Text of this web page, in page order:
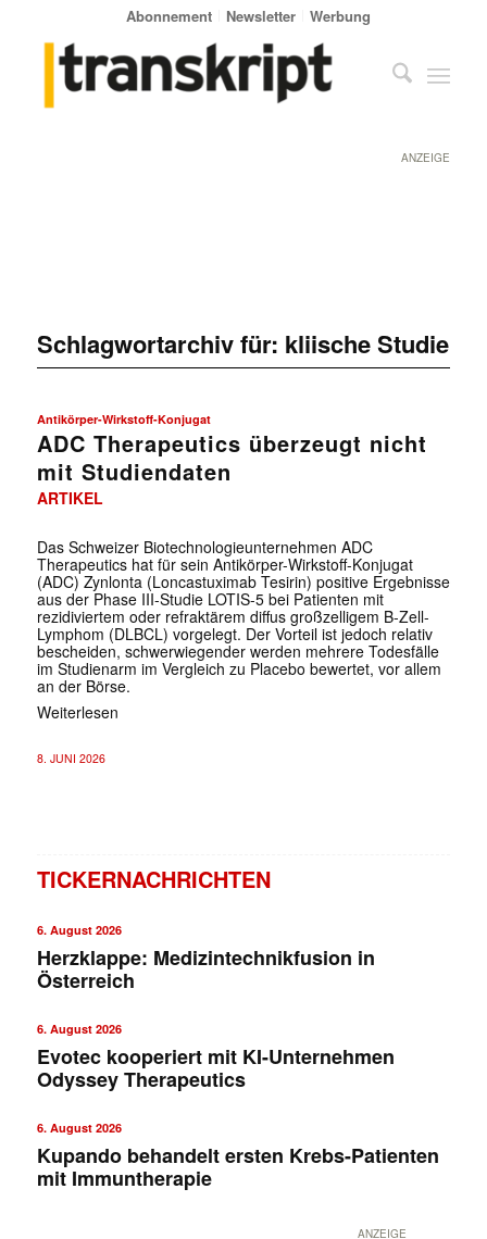
Abonnement Newsletter Werbung
ANZEIGE
Schlagwortarchiv für: kliische Studie
Antikörper-Wirkstoff-Konjugat
ADC Therapeutics überzeugt nicht
mit Studiendaten
ARTIKEL
Das Schweizer Biotechnologieunternehmen ADC
Therapeutics hat für sein Antikörper-Wirkstoff-Konjugat
(ADC) Zynlonta (Loncastuximab Tesirin) positive Ergebnisse
aus der Phase III-Studie LOTIS-5 bei Patienten mit
rezidiviertem oder refraktärem diffus großzelligem B-Zell-
Lymphom (DLBCL) vorgelegt. Der Vorteil ist jedoch relativ
bescheiden, schwerwiegender werden mehrere Todesfälle
im Studienarm im Vergleich zu Placebo bewertet, vor allem
an der Börse.
Weiterlesen
8. JUNI 2026
TICKERNACHRICHTEN
6. August 2026
Herzklappe: Medizintechnikfusion in
Österreich
6. August 2026
Evotec kooperiert mit KI-Unternehmen
Odyssey Therapeutics
6. August 2026
Kupando behandelt ersten Krebs-Patienten
mit Immuntherapie
ANZEIGE